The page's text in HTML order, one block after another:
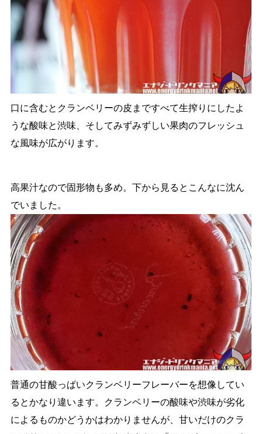
口に含むとクランベリーの皮まですべて生搾りにしたよ
うな酸味と渋味、そしてみずみずしい果肉のフレッシュ
な風味が広がります。
高果汁なので固形物も多め。下から見るとこんなに沈ん
でいました。
普通の甘酸っぱいクランベリーフレーバーを想像してい
るとかなり違います。クランベリーの酸味や渋味が劣化
によるものかどうかはわかりませんが、甘いだけのクラ